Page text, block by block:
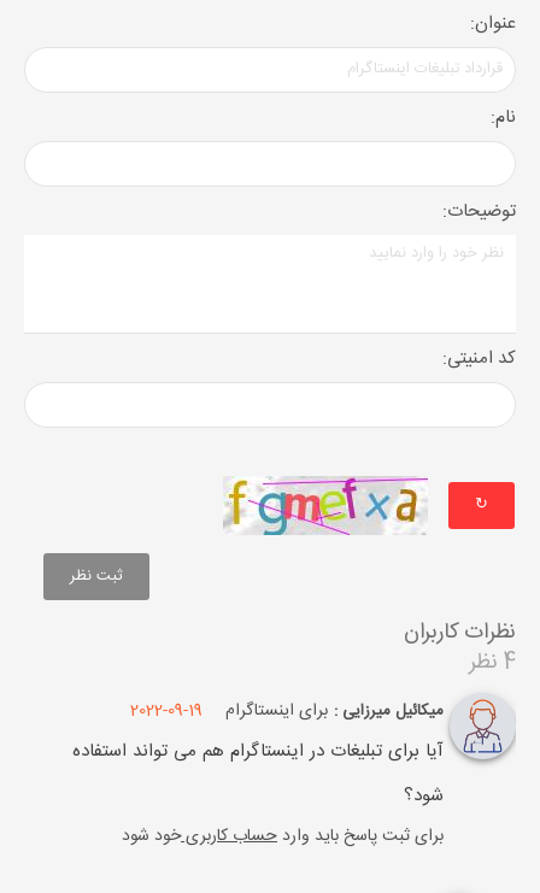
عنوان:
نام:
توضیحات:
کد امنیتی:
↻
نظرات کاربران
4 نظر
میکائیل میرزایی : برای اینستاگرام 2022-09-19
آیا برای تبلیغات در اینستاگرام هم می تواند استفاده
شود؟
برای ثبت پاسخ باید وارد حساب کاربریخود شود